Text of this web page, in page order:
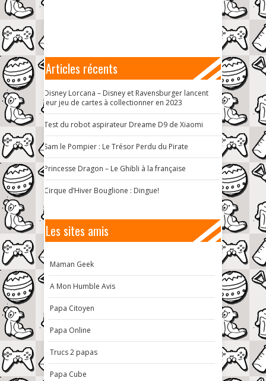
Articles récents
Disney Lorcana – Disney et Ravensburger lancent
leur jeu de cartes à collectionner en 2023
Test du robot aspirateur Dreame D9 de Xiaomi
Sam le Pompier : Le Trésor Perdu du Pirate
Princesse Dragon – Le Ghibli à la française
Cirque d’Hiver Bouglione : Dingue!
Les sites amis
Maman Geek
A Mon Humble Avis
Papa Citoyen
Papa Online
Trucs 2 papas
Papa Cube